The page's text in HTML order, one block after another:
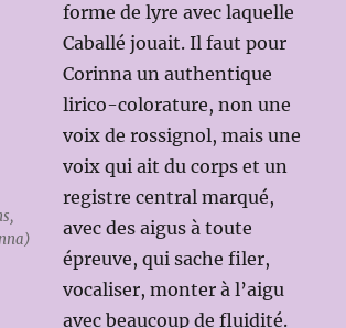
forme de lyre avec laquelle
Caballé jouait. Il faut pour
Corinna un authentique
lirico-colorature, non une
voix de rossignol, mais une
voix qui ait du corps et un
registre central marqué,
avec des aigus à toute
épreuve, qui sache filer,
vocaliser, monter à l’aigu
avec beaucoup de fluidité.